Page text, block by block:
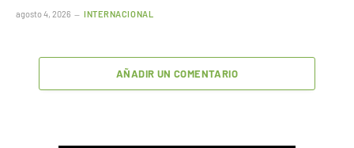
agosto 4, 2026 INTERNACIONAL
AÑADIR UN COMENTARIO